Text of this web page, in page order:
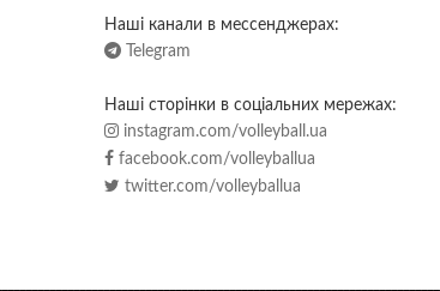
Наші канали в мессенджерах:
Telegram
Наші сторінки в соціальних мережах:
instagram.com/volleyball.ua
facebook.com/volleyballua
twitter.com/volleyballua